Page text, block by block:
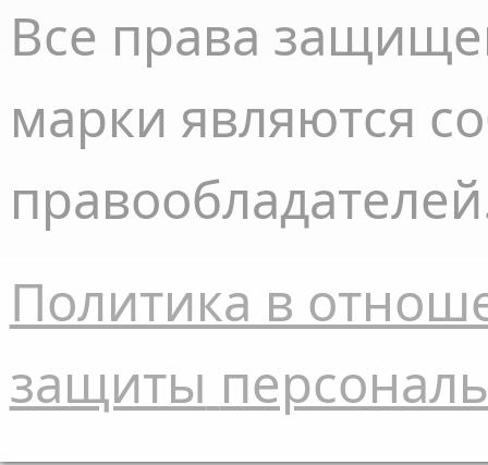
Все права
марки являются
Политика в
защиты